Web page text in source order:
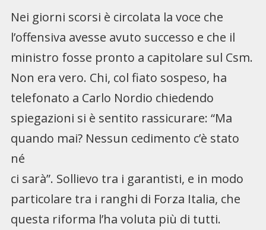
Nei giorni scorsi è circolata la voce che
l’offensiva avesse avuto successo e che il
ministro fosse pronto a capitolare sul Csm.
Non era vero. Chi, col fiato sospeso, ha
telefonato a Carlo Nordio chiedendo
spiegazioni si è sentito rassicurare: “Ma
quando mai? Nessun cedimento c’è stato
né
ci sarà”. Sollievo tra i garantisti, e in modo
particolare tra i ranghi di Forza Italia, che
questa riforma l’ha voluta più di tutti.